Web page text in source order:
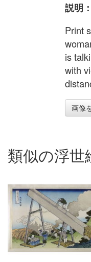
説明：
Print
is
with
画像
類似の浮世